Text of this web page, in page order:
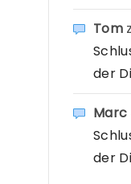
Tom
der
Marc
der